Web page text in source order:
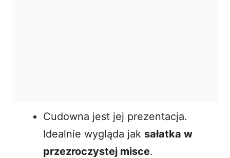
Cudowna jest jej prezentacja.
Idealnie wygląda jak sałatka w
przezroczystej misce.